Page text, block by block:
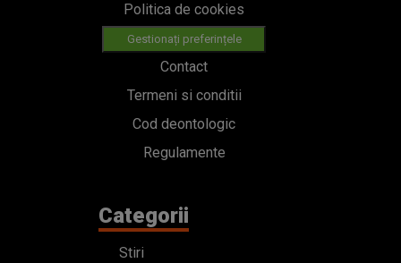
Politica de cookies
Gestionați preferințele
Contact
Termeni si conditii
Cod deontologic
Regulamente
Categorii
Stiri